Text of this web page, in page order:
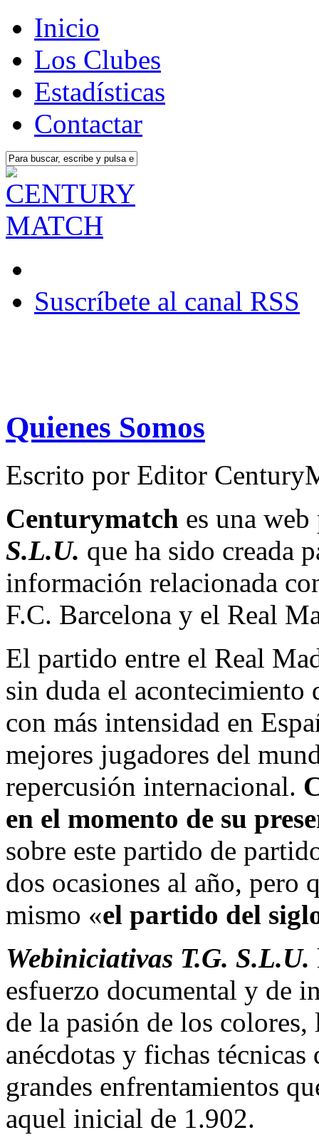
Inicio
Los Clubes
Estadísticas
Contactar
Suscríbete al canal RSS
Quienes Somos
Escrito por Editor
Centurymatch es una
S.L.U. que ha sido creada
información relacionada
F.C. Barcelona y el Real
El partido entre el Real
sin duda el
con más intensidad en
mejores jugadores del
repercusión internacional.
en el momento de su
sobre este partido de
dos ocasiones al año, pero
mismo «el partido del
Webiniciativas T.G. S.L.U.
esfuerzo documental y de
de la pasión de los
anécdotas y fichas
grandes enfrentamientos
aquel inicial de 1.902.